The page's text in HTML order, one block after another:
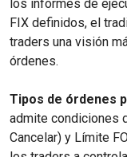
los informes de
FIX definidos, el
traders una visión
órdenes.
Tipos de órdenes
admite condiciones
Cancelar) y Límite